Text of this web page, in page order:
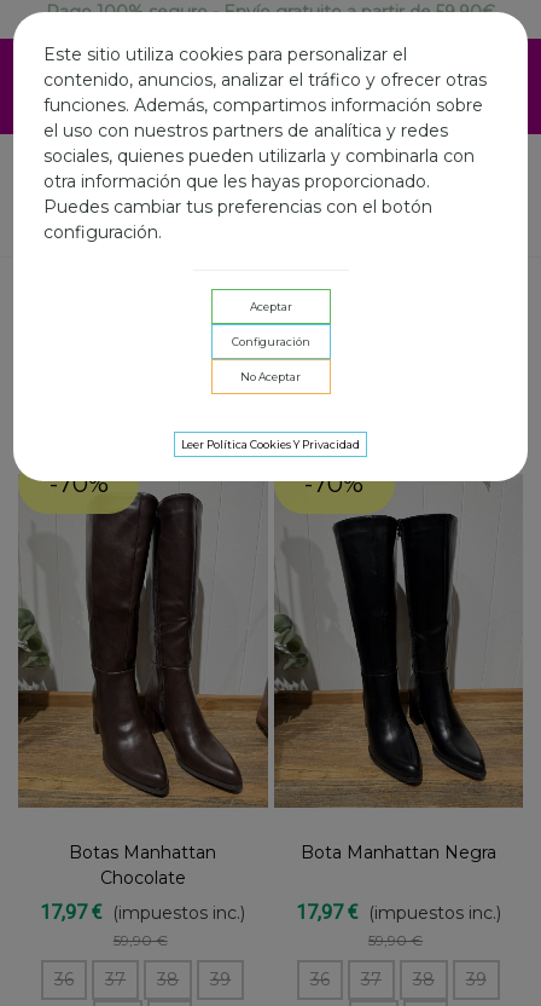
Este sitio utiliza cookies para personalizar el
contenido, anuncios, analizar el tráfico y ofrecer otras
funciones. Además, compartimos información sobre
el uso con nuestros partners de analítica y redes
sociales, quienes pueden utilizarla y combinarla con
otra información que les hayas proporcionado.
Puedes cambiar tus preferencias con el botón
configuración.
Aceptar
Configuración
No Aceptar
Leer Política Cookies Y Privacidad
Pago 100% seguro - Envío gratuito a partir de 59.90€
ESTAMOS DE VACACIONES EN AGOSTO.LA WEB SIGUE
ABIERTA Y LOS ENVIOS ONLINE SERAN LOS DIAS 3,10 Y
17 AGOSTO.FELIZ VERANO A TOD@S
Calzado
BOTAS ALTAS
-70%
Botas Manhattan
Chocolate
17,97 € (impuestos inc.)
59,90 €
36 37 38
39
-70%
Bota Manhattan Negra
17,97 € (impuestos inc.)
59,90 €
36 37 38
39